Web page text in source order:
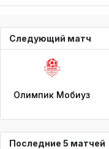
Следующий матч
Олимпик Мобиуз
Последние 5 матчей